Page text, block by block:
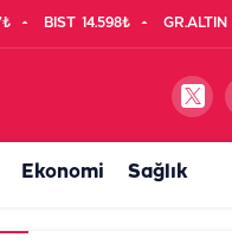
BIST 14.598₺ GR.ALTIN
Ekonomi Sağlık